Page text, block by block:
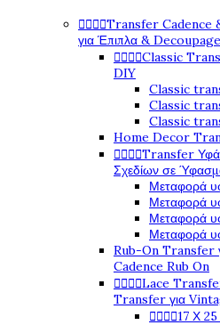
Transfer Cadence
για Έπιπλα & Decoupage
Classic
DIY
Classic
Classic
Classic
Home Decor
Transfer
Σχεδίων σε
Μεταφορά
Μεταφορά
Μεταφορά
Μεταφορά
Rub-On Transfer
Cadence Rub On
Lace
Transfer για
17 Χ